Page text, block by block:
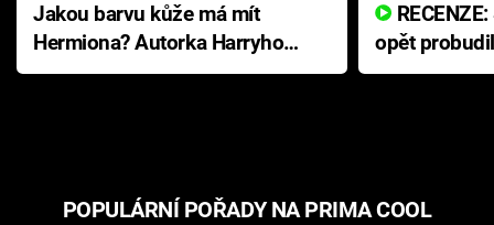
Jakou barvu kůže má mít
Hermiona? Autorka Harryho
Pottera přišla s ráznou
opět
přichází s
POPULÁRNÍ POŘADY NA PRIMA COOL